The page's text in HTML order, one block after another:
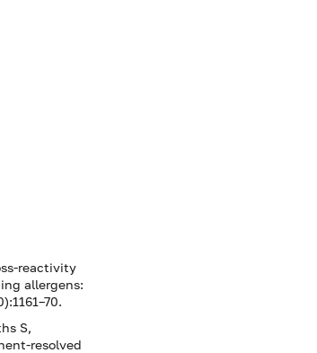
reactivity
allergens:
S,
resolved